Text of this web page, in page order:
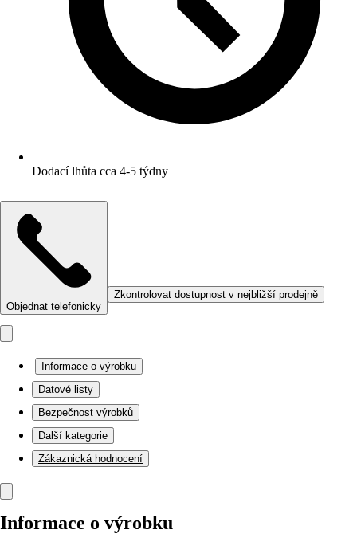
Dodací lhůta cca 4-5 týdny
Objednat telefonicky
Zkontrolovat dostupnost v nejbližší prodejně
Informace o výrobku
Datové listy
Bezpečnost výrobků
Další kategorie
Zákaznická hodnocení
Informace o výrobku